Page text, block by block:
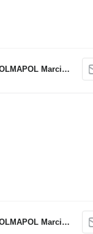
Marcin Dziekan
Marcin Dziekan